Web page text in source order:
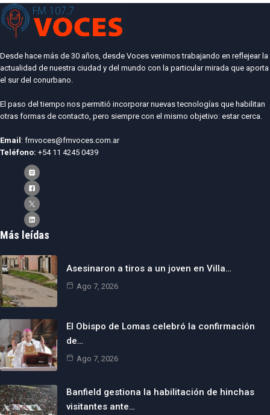
Desde hace más de 30 años, desde Voces venimos trabajando en reflejear la
actualidad de nuestra ciudad y del mundo con la particular mirada que aporta
el sur del conurbano.
El paso del tiempo nos permitió incorporar nuevas tecnologías que habilitan
otras formas de contacto, pero siempre con el mismo objetivo: estar cerca.
Email : fmvoces@fmvoces.com.ar
Teléfono: +54 11 4245 0439
Más leídas
Asesinaron a tiros a un joven en Villa…
Ago 7, 2026
El Obispo de Lomas celebró la confirmación
de…
Ago 7, 2026
Banfield gestiona la habilitación de hinchas
visitantes ante…